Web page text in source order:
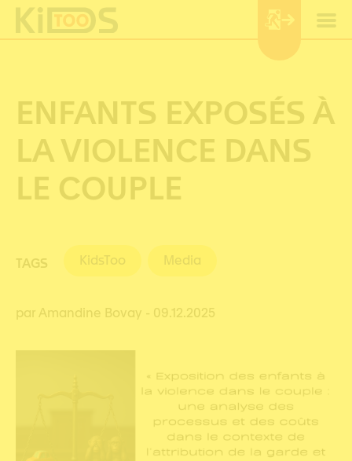
ENFANTS EXPOSÉS À
LA VIOLENCE DANS
LE COUPLE
TAGS KidsToo Media
par Amandine Bovay - 09.12.2025
Cookies management panel